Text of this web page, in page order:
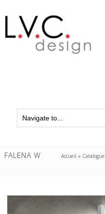
FALENA W Accueil » Catalogue